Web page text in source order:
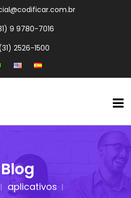
9 9780-7016
2526-1500
Blog
aplicativos